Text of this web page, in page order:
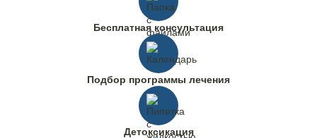
Бесплатная консультация
Подбор программы лечения
Детоксикация